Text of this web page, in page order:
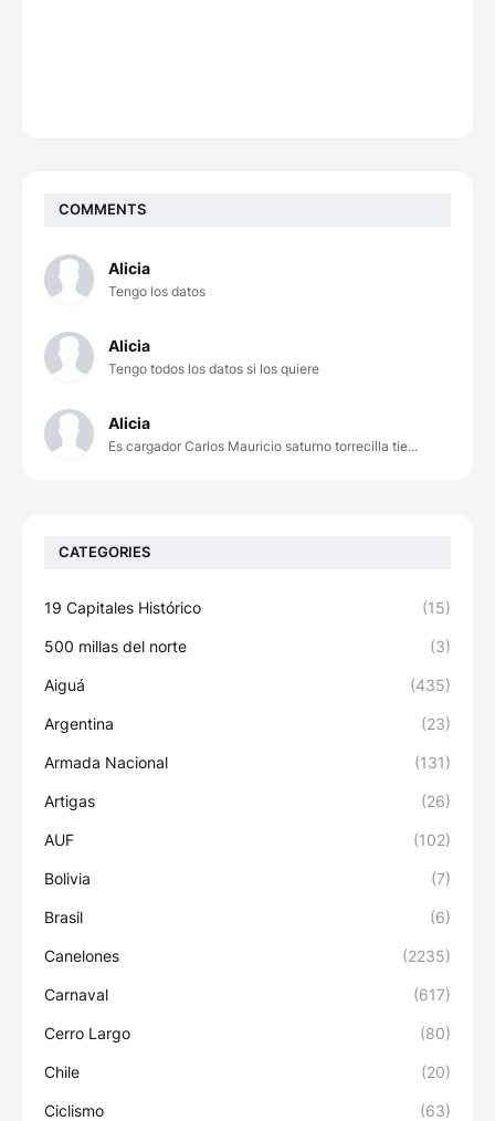
COMMENTS
Alicia
Tengo los datos
Alicia
Tengo todos los datos si los quiere
Alicia
Es cargador Carlos Mauricio saturno torrecilla tie...
CATEGORIES
19 Capitales Histórico (15)
500 millas del norte (3)
Aiguá (435)
Argentina (23)
Armada Nacional (131)
Artigas (26)
AUF (102)
Bolivia (7)
Brasil (6)
Canelones (2235)
Carnaval (617)
Cerro Largo (80)
Chile (20)
Ciclismo (63)